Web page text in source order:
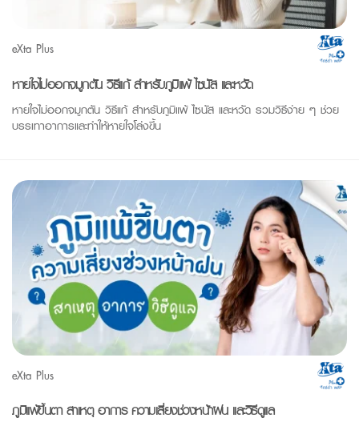
eXta Plus
หายใจไม่ออกจมูกตัน วิธีแก้ สำหรับภูมิแพ้ ไซนัส และหวัด
หายใจไม่ออกจมูกตัน วิธีแก้ สำหรับภูมิแพ้ ไซนัส และหวัด รวมวิธีง่าย ๆ ช่วย
บรรเทาอาการและทำให้หายใจโล่งขึ้น
eXta Plus
ภูมิแพ้ขึ้นตา สาเหตุ อาการ ความเสี่ยงช่วงหน้าฝน และวิธีดูแล